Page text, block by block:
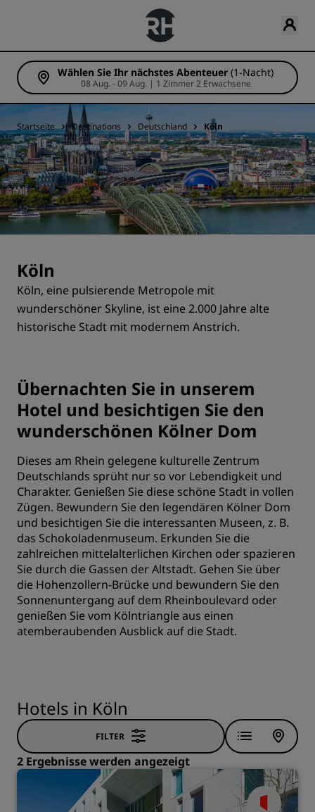
Wählen Sie Ihr nächstes Abenteuer (1-Nacht)
08 Aug. - 09 Aug. | 1 Zimmer 2 Erwachsene
Startseite Destinations Deutschland Köln
Köln
Köln, eine pulsierende Metropole mit
wunderschöner Skyline, ist eine 2.000 Jahre alte
historische Stadt mit modernem Anstrich.
Übernachten Sie in unserem
Hotel und besichtigen Sie den
wunderschönen Kölner Dom
Dieses am Rhein gelegene kulturelle Zentrum
Deutschlands sprüht nur so vor Lebendigkeit und
Charakter. Genießen Sie diese schöne Stadt in vollen
Zügen. Bewundern Sie den legendären Kölner Dom
und besichtigen Sie die interessanten Museen, z. B.
das Schokoladenmuseum. Erkunden Sie die
zahlreichen mittelalterlichen Kirchen oder spazieren
Sie durch die Gassen der Altstadt. Gehen Sie über
die Hohenzollern-Brücke und bewundern Sie den
Sonnenuntergang auf dem Rheinboulevard oder
genießen Sie vom Kölntriangle aus einen
atemberaubenden Ausblick auf die Stadt.
Hotels in Köln
FILTER
2 Ergebnisse werden angezeigt